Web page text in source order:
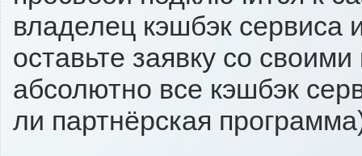
владелец кэшбэк сервиса
оставьте заявку со
абсолютно все кэшбэк
ли партнёрская